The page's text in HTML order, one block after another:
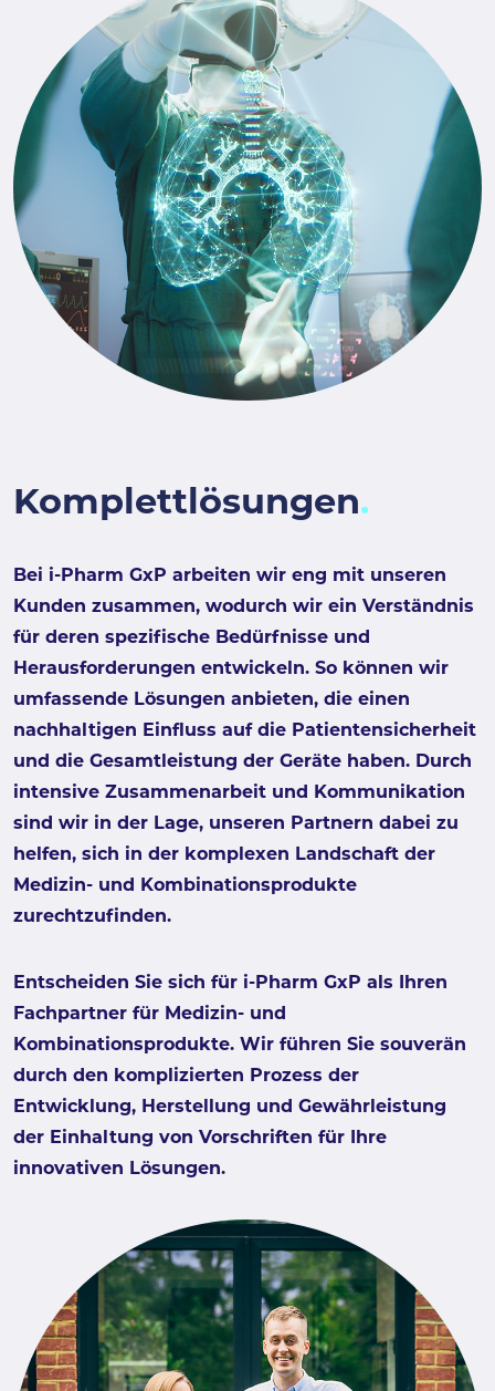
Komplettlösungen
Bei i-Pharm GxP arbeiten wir eng mit unseren
Kunden zusammen, wodurch wir ein Verständnis
für deren spezifische Bedürfnisse und
Herausforderungen entwickeln. So können wir
umfassende Lösungen anbieten, die einen
nachhaltigen Einfluss auf die Patientensicherheit
und die Gesamtleistung der Geräte haben. Durch
intensive Zusammenarbeit und Kommunikation
sind wir in der Lage, unseren Partnern dabei zu
helfen, sich in der komplexen Landschaft der
Medizin- und Kombinationsprodukte
zurechtzufinden.
Entscheiden Sie sich für i-Pharm GxP als Ihren
Fachpartner für Medizin- und
Kombinationsprodukte. Wir führen Sie souverän
durch den komplizierten Prozess der
Entwicklung, Herstellung und Gewährleistung
der Einhaltung von Vorschriften für Ihre
innovativen Lösungen.